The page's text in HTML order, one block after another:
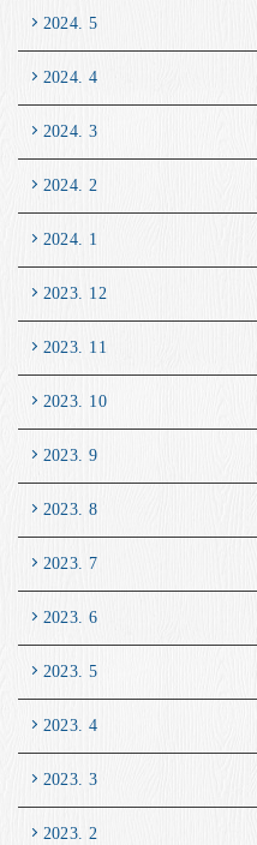
2024. 5
2024. 4
2024. 3
2024. 2
2024. 1
2023. 12
2023. 11
2023. 10
2023. 9
2023. 8
2023. 7
2023. 6
2023. 5
2023. 4
2023. 3
2023. 2